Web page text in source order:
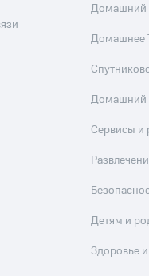
Домашний
Домашнее
Домашний
Сервисы и
Детям и
Здоровье